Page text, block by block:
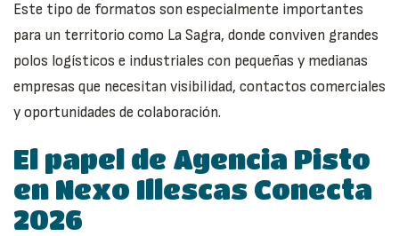
Este tipo de formatos son especialmente importantes
para un territorio como La Sagra, donde conviven grandes
polos logísticos e industriales con pequeñas y medianas
empresas que necesitan visibilidad, contactos comerciales
y oportunidades de colaboración.
El papel de Agencia Pisto
en Nexo Illescas Conecta
2026